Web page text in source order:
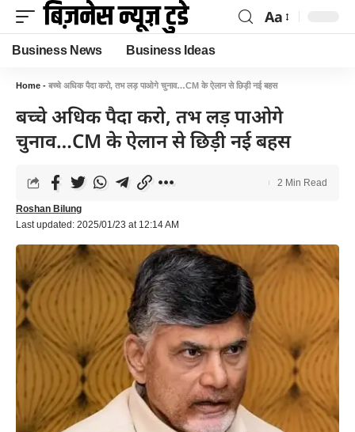
Aa
Business News Business Ideas
Home - बच्चे अधिक पैदा करो, तभ लड़ पाओगे चुनाव…CM के ऐलान से छिड़ी नई बहस
बच्चे अधिक पैदा करो, तभ लड़ पाओगे
चुनाव…CM के ऐलान से छिड़ी नई बहस
Last updated: 2025/01/23 at 12:14 AM
Roshan Bilung
2 Min Read